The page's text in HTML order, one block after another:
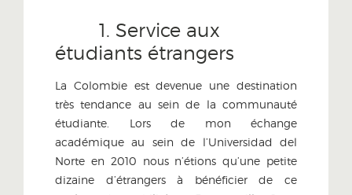
1. Service aux
étudiants étrangers
La Colombie est devenue une destination
très tendance au sein de la communauté
étudiante. Lors de mon échange
académique au sein de l’Universidad del
Norte en 2010 nous n’étions qu’une petite
dizaine d’étrangers à bénéficier de ce